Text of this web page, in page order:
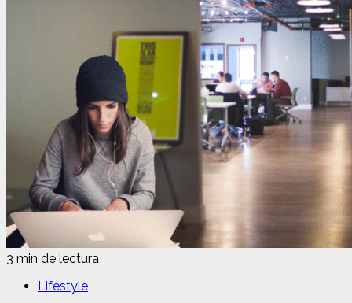
3 min de lectura
Lifestyle